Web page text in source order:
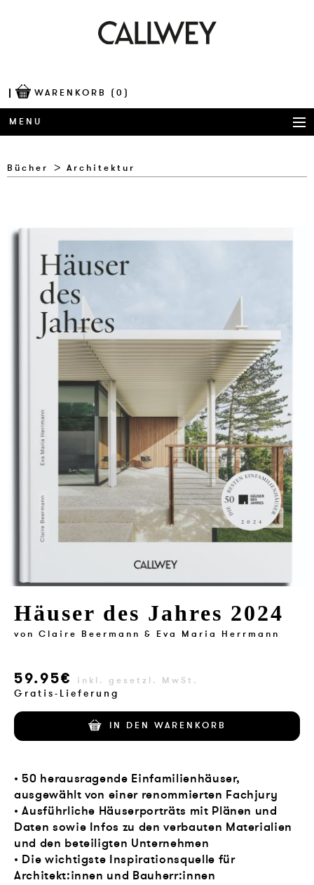
WARENKORB (0)
MENU
JOBS
Bücher Architektur
Häuser des Jahres 2024
von Claire Beermann & Eva Maria Herrmann
59.95€ inkl. gesetzl. MwSt.
Gratis-Lieferung
IN DEN WARENKORB
• 50 herausragende Einfamilienhäuser,
ausgewählt von einer renommierten Fachjury
• Ausführliche Häuserporträts mit Plänen und
Daten sowie Infos zu den verbauten Materialien
und den beteiligten Unternehmen
• Die wichtigste Inspirationsquelle für
Architekt:innen und Bauherr:innen